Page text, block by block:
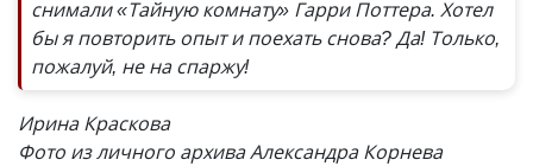
снимали «Тайную комнату» Гарри Поттера. Хотел
бы я повторить опыт и поехать снова? Да! Только,
пожалуй, не на спаржу!
Ирина Краскова
Фото из личного архива Александра Корнева